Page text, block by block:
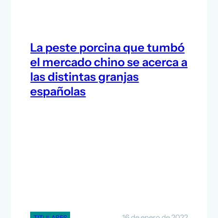
La peste porcina que tumbó
el mercado chino se acerca a
las distintas granjas
españolas